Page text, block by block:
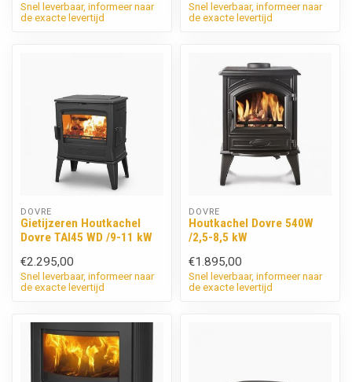
Snel leverbaar, informeer naar
de exacte levertijd
Snel leverbaar, informeer naar
de exacte levertijd
DOVRE
Gietijzeren Houtkachel
Dovre TAI45 WD /9-11 kW
€2.295,00
Snel leverbaar, informeer naar
de exacte levertijd
DOVRE
Houtkachel Dovre 540W
/2,5-8,5 kW
€1.895,00
Snel leverbaar, informeer naar
de exacte levertijd